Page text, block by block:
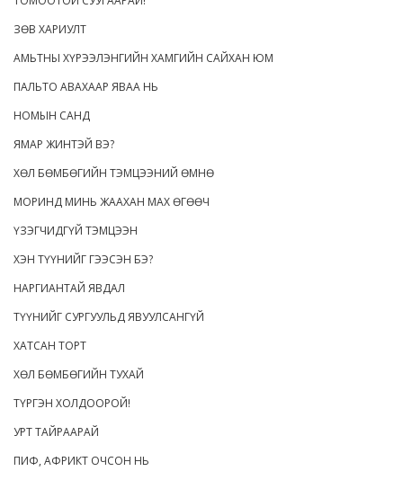
ЗӨВ ХАРИУЛТ
АМЬТНЫ ХҮРЭЭЛЭНГИЙН ХАМГИЙН САЙХАН ЮМ
ПАЛЬТО АВАХААР ЯВАА НЬ
НОМЫН САНД
ЯМАР ЖИНТЭЙ ВЭ?
ХӨЛ БӨМБӨГИЙН ТЭМЦЭЭНИЙ ӨМНӨ
МОРИНД МИНЬ ЖААХАН МАХ ӨГӨӨЧ
ҮЗЭГЧИДГҮЙ ТЭМЦЭЭН
ХЭН ТҮҮНИЙГ ГЭЭСЭН БЭ?
НАРГИАНТАЙ ЯВДАЛ
ТҮҮНИЙГ СУРГУУЛЬД ЯВУУЛСАНГҮЙ
ХАТСАН ТОРТ
ХӨЛ БӨМБӨГИЙН ТУХАЙ
ТҮРГЭН ХОЛДООРОЙ!
УРТ ТАЙРААРАЙ
ПИФ, АФРИКТ ОЧСОН НЬ